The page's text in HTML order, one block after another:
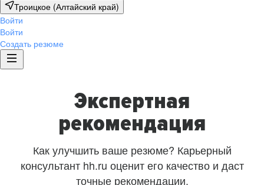
Троицкое (Алтайский край)
Войти
Войти
Создать резюме
Экспертная
рекомендация
Как улучшить ваше резюме? Карьерный
консультант hh.ru оценит его качество и даст
точные рекомендации.